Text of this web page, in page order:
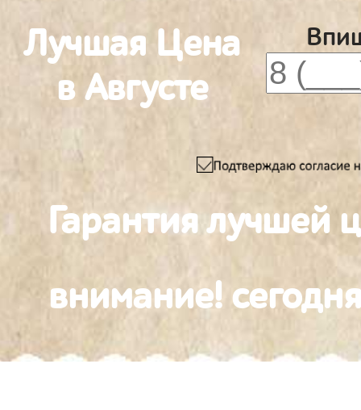
Лучшая Цена
в Августе
Гарантия лучшей
внимание!